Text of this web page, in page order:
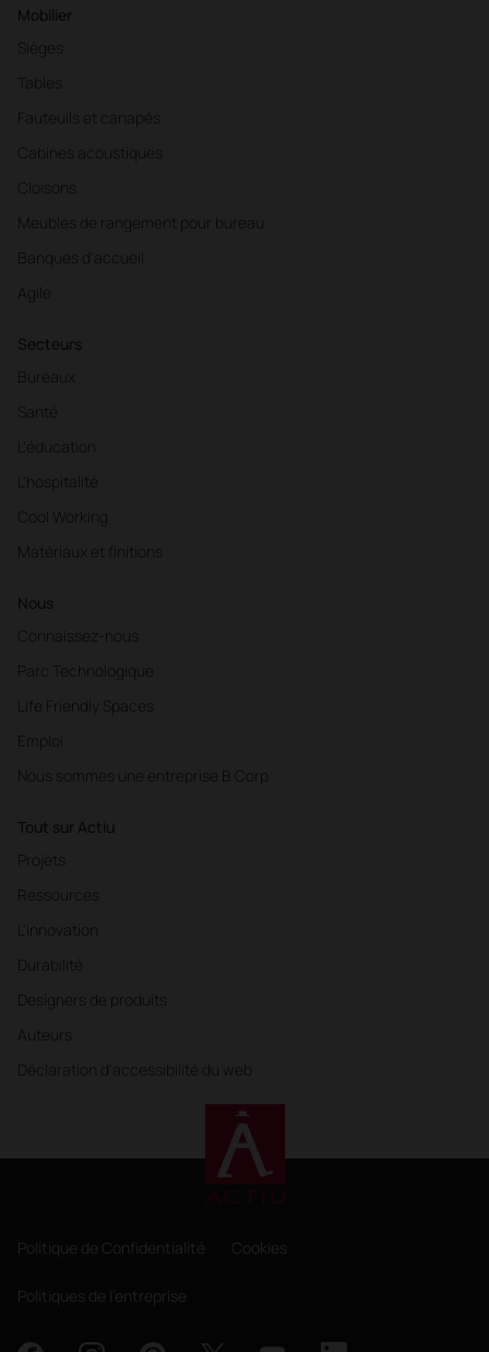
Mobilier
Sièges
Tables
Fauteuils et canapés
Cabines acoustiques
Cloisons
Meubles de rangement pour bureau
Banques d'accueil
Agile
Secteurs
Bureaux
Santé
L'éducation
L'hospitalité
Cool Working
Matériaux et finitions
Nous
Connaissez-nous
Parc Technologique
Life Friendly Spaces
Emploi
Nous sommes une entreprise B Corp
Tout sur Actiu
Projets
Ressources
L'innovation
Durabilité
Designers de produits
Auteurs
Déclaration d'accessibilité du web
Politique de Confidentialité Cookies
Politiques de l'entreprise